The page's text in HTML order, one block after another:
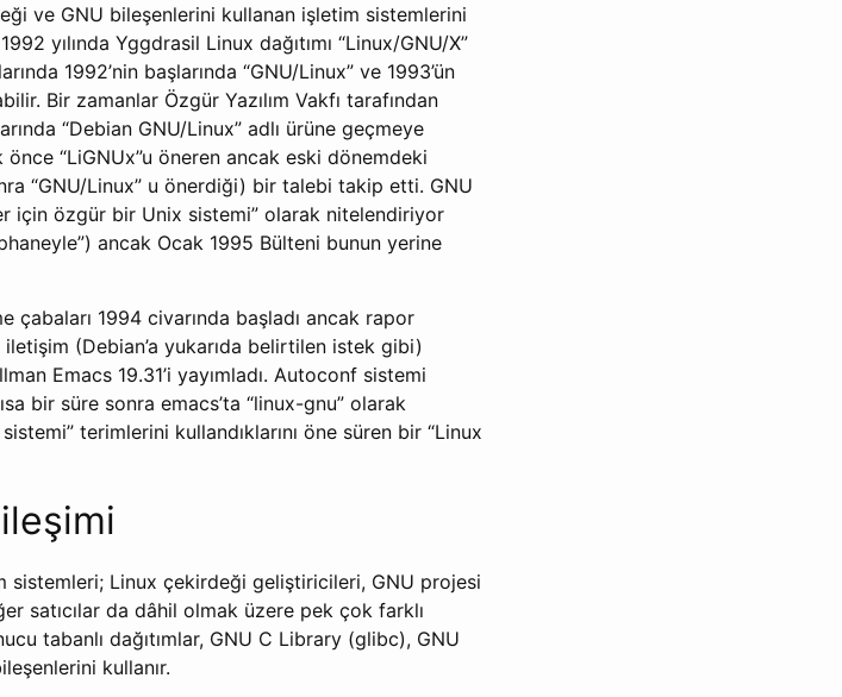
ve GNU bileşenlerini kullanan işletim sistemlerini
yılında Yggdrasil Linux dağıtımı “Linux/GNU/X”
1992’nin başlarında “GNU/Linux” ve 1993’ün
Bir zamanlar Özgür Yazılım Vakfı tarafından
“Debian GNU/Linux” adlı ürüne geçmeye
önce “LiGNUx”u öneren ancak eski dönemdeki
“GNU/Linux” u önerdiği) bir talebi takip etti. GNU
için özgür bir Unix sistemi” olarak nitelendiriyor
ancak Ocak 1995 Bülteni bunun yerine
çabaları 1994 civarında başladı ancak rapor
(Debian’a yukarıda belirtilen istek gibi)
Emacs 19.31’i yayımladı. Autoconf sistemi
bir süre sonra emacs’ta “linux-gnu” olarak
terimlerini kullandıklarını öne süren bir “Linux
sistemleri; Linux çekirdeği geliştiricileri, GNU projesi
satıcılar da dâhil olmak üzere pek çok farklı
tabanlı dağıtımlar, GNU C Library (glibc), GNU
kullanır.